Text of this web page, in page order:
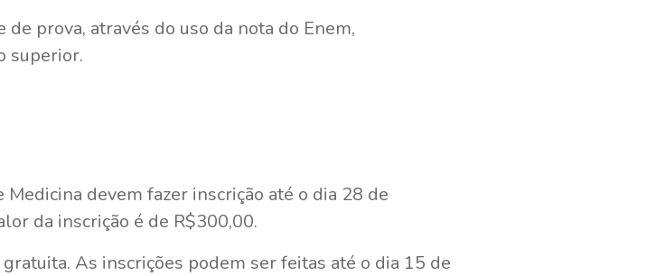
prova, através do uso da nota do Enem,
superior.
devem fazer inscrição até o dia 28 de
da inscrição é de R$300,00.
As inscrições podem ser feitas até o dia 15 de